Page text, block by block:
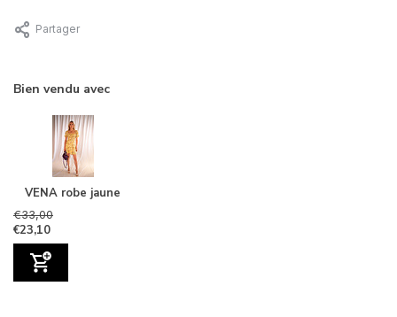
Partager
Bien vendu avec
VENA robe jaune
€33,00
€23,10